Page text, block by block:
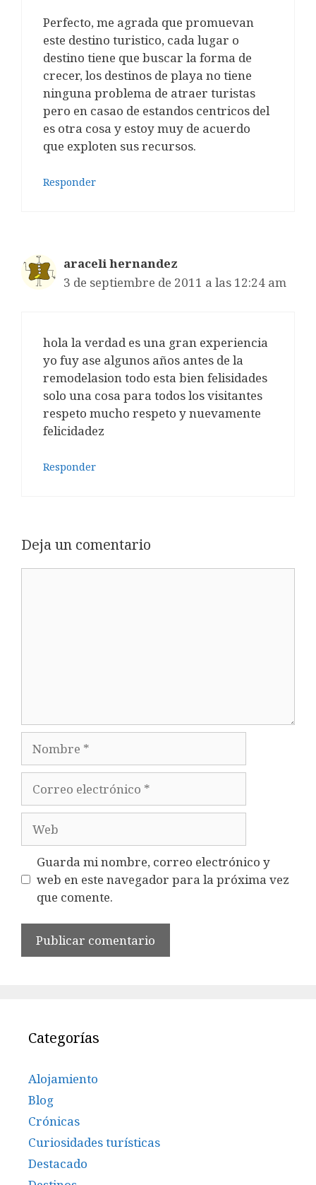
Perfecto, me agrada que promuevan
este destino turistico, cada lugar o
destino tiene que buscar la forma de
crecer, los destinos de playa no tiene
ninguna problema de atraer turistas
pero en casao de estandos centricos del
es otra cosa y estoy muy de acuerdo
que exploten sus recursos.
Responder
araceli hernandez
3 de septiembre de 2011 a las 12:24 am
hola la verdad es una gran experiencia
yo fuy ase algunos años antes de la
remodelasion todo esta bien felisidades
solo una cosa para todos los visitantes
respeto mucho respeto y nuevamente
felicidadez
Responder
Deja un comentario
electrónico
Guarda mi nombre, correo electrónico y
web en este navegador para la próxima vez
que comente.
Categorías
Alojamiento
Blog
Crónicas
Curiosidades turísticas
Destacado